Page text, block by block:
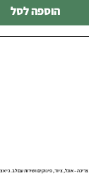
הוספה לסל
– אוכל, ציוד, פינוקים ושירות עם לב.